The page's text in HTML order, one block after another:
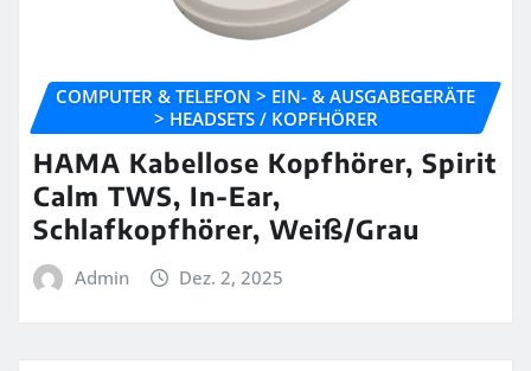
COMPUTER & TELEFON > EIN- & AUSGABEGERÄTE
> HEADSETS / KOPFHÖRER
HAMA Kabellose Kopfhörer, Spirit
Calm TWS, In-Ear,
Schlafkopfhörer, Weiß/Grau
Admin Dez. 2, 2025